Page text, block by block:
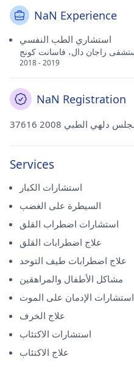
NaN Experience
استشاري الطب النفسي
راجان دال، فاسانت كونج
2018 - 2019
NaN Registration
مجلس دلهي الطبي 2008
Services
استشارات الكبار
السيطرة على الغضب
استشارات اضطراب القلق
علاج اضطرابات القلق
علاج اضطرابات طيف التوحد
مشاكل الأطفال والمراهقين
استشارات الإدمان على الموت
علاج الخرف
استشارات الاكتئاب
علاج الاكتئاب